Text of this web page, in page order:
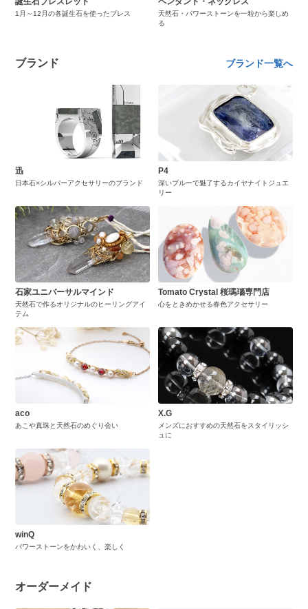
1月～12月の各誕生石を使ったブレス
天然石・パワーストーンを一粒から楽しめ
る
ブランド ブランド一覧へ
迅
日本石×シルバーアクセサリーのブランド
P4
深いブルーで魅了するカイヤナイトジュエ
リー
石家ユニバーサルマインド
天然石で作るオリジナルのヒーリングアイ
テム
Tomato Crystal 桜瑪瑙専門店
心をときめかせる春色アクセサリー
aco
あこや真珠と天然石のめぐり会い
X.G
メンズにおすすめの天然石をスタイリッシ
ュに
winQ
パワーストーンをかわいく、楽しく
オーダーメイド